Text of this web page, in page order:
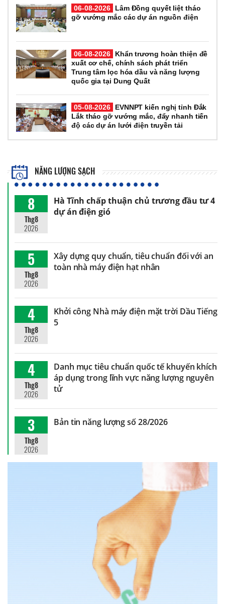
06-08-2026
Lâm Đồng quyết liệt tháo
gỡ vướng mắc các dự án nguồn điện
06-08-2026
Khẩn trương hoàn thiện đề
xuất cơ chế, chính sách phát triển
Trung tâm lọc hóa dầu và năng lượng
quốc gia tại Dung Quất
05-08-2026
EVNNPT kiến nghị tỉnh Đắk
Lắk tháo gỡ vướng mắc, đẩy nhanh tiến
độ các dự án lưới điện truyền tải
NĂNG LƯỢNG SẠCH
8
Thg8
2026
Hà Tĩnh chấp thuận chủ trương đầu tư 4
dự án điện gió
5
Thg8
2026
Xây dựng quy chuẩn, tiêu chuẩn đối với an
toàn nhà máy điện hạt nhân
4
Thg8
2026
Khởi công Nhà máy điện mặt trời Dầu Tiếng
5
4
Thg8
2026
Danh mục tiêu chuẩn quốc tế khuyến khích
áp dụng trong lĩnh vực năng lượng nguyên
tử
3
Thg8
2026
Bản tin năng lượng số 28/2026